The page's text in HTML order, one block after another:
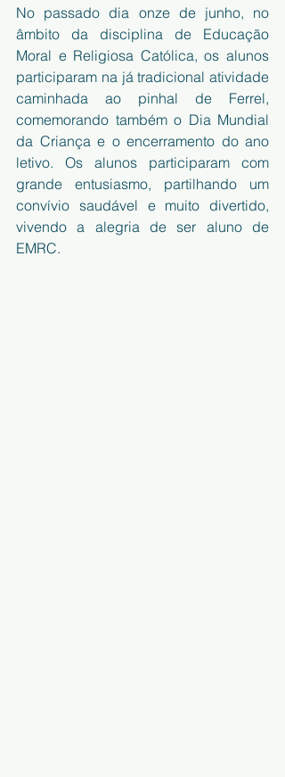
No passado dia onze de junho, no
âmbito da disciplina de Educação
Moral e Religiosa Católica, os alunos
participaram na já tradicional atividade
caminhada ao pinhal de Ferrel,
comemorando também o Dia Mundial
da Criança e o encerramento do ano
letivo. Os alunos participaram com
grande entusiasmo, partilhando um
convívio saudável e muito divertido,
vivendo a alegria de ser aluno de
EMRC.